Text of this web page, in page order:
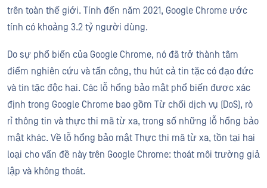
trên toàn thế giới. Tính đến năm 2021, Google Chrome ước
tính có khoảng 3.2 tỷ người dùng.
Do sự phổ biến của Google Chrome, nó đã trở thành tâm
điểm nghiên cứu và tấn công, thu hút cả tin tặc có đạo đức
và tin tặc độc hại. Các lỗ hổng bảo mật phổ biến được xác
định trong Google Chrome bao gồm Từ chối dịch vụ (DoS), rò
rỉ thông tin và thực thi mã từ xa, trong số những lỗ hổng bảo
mật khác. Về lỗ hổng bảo mật Thực thi mã từ xa, tồn tại hai
loại cho vấn đề này trên Google Chrome: thoát môi trường giả
lập và không thoát.